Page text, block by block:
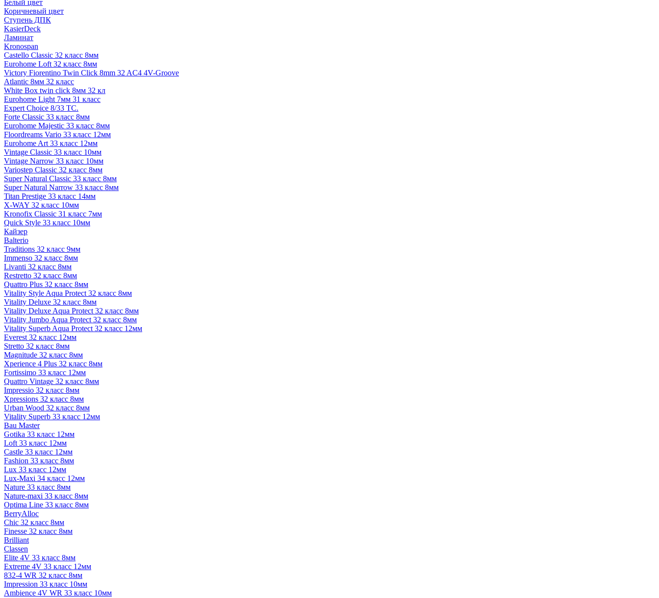
Белый цвет
Коричневый цвет
Ступень ДПК
KasierDeck
Ламинат
Kronospan
Castello Classic 32 класс 8мм
Eurohome Loft 32 класс 8мм
Victory Fiorentino Twin Click 8mm 32 AC4 4V-Groove
Atlantic 8мм 32 класс
White Box twin click 8мм 32 кл
Eurohome Light 7мм 31 класс
Expert Choice 8/33 TC.
Forte Classic 33 класс 8мм
Eurohome Majestic 33 класс 8мм
Floordreams Vario 33 класс 12мм
Eurohome Art 33 класс 12мм
Vintage Classic 33 класс 10мм
Vintage Narrow 33 класс 10мм
Variostep Classic 32 класс 8мм
Super Natural Classic 33 класс 8мм
Super Natural Narrow 33 класс 8мм
Titan Prestige 33 класс 14мм
X-WAY 32 класс 10мм
Kronofix Classic 31 класс 7мм
Quick Style 33 класс 10мм
Кайзер
Balterio
Traditions 32 класс 9мм
Immenso 32 класс 8мм
Livanti 32 класс 8мм
Restretto 32 класс 8мм
Quattro Plus 32 класс 8мм
Vitality Style Aqua Protect 32 класс 8мм
Vitality Deluxe 32 класс 8мм
Vitality Deluxe Aqua Protect 32 класс 8мм
Vitality Jumbo Aqua Protect 32 класс 8мм
Vitality Superb Aqua Protect 32 класс 12мм
Everest 32 класс 12мм
Stretto 32 класс 8мм
Magnitude 32 класс 8мм
Xperience 4 Plus 32 класс 8мм
Fortissimo 33 класс 12мм
Quattro Vintage 32 класс 8мм
Impressio 32 класс 8мм
Xpressions 32 класс 8мм
Urban Wood 32 класс 8мм
Vitality Superb 33 класс 12мм
Bau Master
Gotika 33 класс 12мм
Loft 33 класс 12мм
Castle 33 класс 12мм
Fashion 33 класс 8мм
Lux 33 класс 12мм
Lux-Maxi 34 класс 12мм
Nature 33 класс 8мм
Nature-maxi 33 класс 8мм
Optima Line 33 класс 8мм
BerryAlloc
Chic 32 класс 8мм
Finesse 32 класс 8мм
Brilliant
Classen
Elite 4V 33 класс 8мм
Extreme 4V 33 класс 12мм
832-4 WR 32 класс 8мм
Impression 33 класс 10мм
Ambience 4V WR 33 класс 10мм